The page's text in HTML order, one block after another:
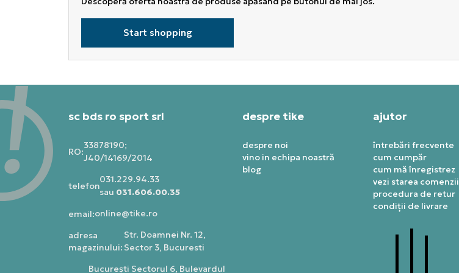
Start shopping
sc bds ro sport srl
RO:
33878190;
J40/14169/2014
telefon:
031.229.94.33
sau 031.606.00.35
email:online@tike.ro
adresa
magazinului:
Str. Doamnei Nr. 12,
Sector 3, Bucuresti
Bucureşti Sectorul 6, Bulevardul
despre tike
despre noi
vino in echipa noastră
blog
ajutor
întrebări frecvente
cum cumpăr
cum mă înregistrez
vezi starea comenzii
procedura de retur
condiții de livrare